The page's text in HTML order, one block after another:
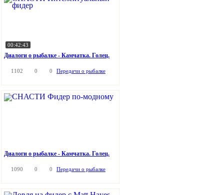
00:42:43
Диалоги о рыбалке - Камчатка. Голец.
1102 0 0 Передачи о рыбалке
Диалоги о рыбалке - Камчатка. Голец.
1090 0 0 Передачи о рыбалке